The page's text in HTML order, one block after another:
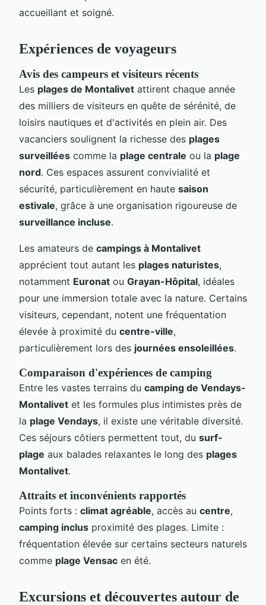
accueillant et soigné.
Expériences de voyageurs
Avis des campeurs et visiteurs récents
Les plages de Montalivet attirent chaque année
des milliers de visiteurs en quête de sérénité, de
loisirs nautiques et d'activités en plein air. Des
vacanciers soulignent la richesse des plages
surveillées comme la plage centrale ou la plage
nord. Ces espaces assurent convivialité et
sécurité, particulièrement en haute saison
estivale, grâce à une organisation rigoureuse de
surveillance incluse.
Les amateurs de campings à Montalivet
apprécient tout autant les plages naturistes,
notamment Euronat ou Grayan-Hôpital, idéales
pour une immersion totale avec la nature. Certains
visiteurs, cependant, notent une fréquentation
élevée à proximité du centre-ville,
particulièrement lors des journées ensoleillées.
Comparaison d'expériences de camping
Entre les vastes terrains du camping de Vendays-
Montalivet et les formules plus intimistes près de
la plage Vendays, il existe une véritable diversité.
Ces séjours côtiers permettent tout, du surf-
plage aux balades relaxantes le long des plages
Montalivet.
Attraits et inconvénients rapportés
Points forts : climat agréable, accès au centre,
camping inclus proximité des plages. Limite :
fréquentation élevée sur certains secteurs naturels
comme plage Vensac en été.
Excursions et découvertes autour de